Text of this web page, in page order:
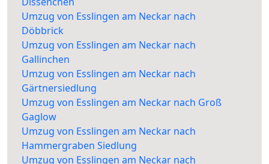
Umzug von Esslingen am Neckar nach
Döbbrick
Umzug von Esslingen am Neckar nach
Gallinchen
Umzug von Esslingen am Neckar nach
Gärtnersiedlung
Umzug von Esslingen am Neckar nach Groß
Gaglow
Umzug von Esslingen am Neckar nach
Hammergraben Siedlung
Umzug von Esslingen am Neckar nach